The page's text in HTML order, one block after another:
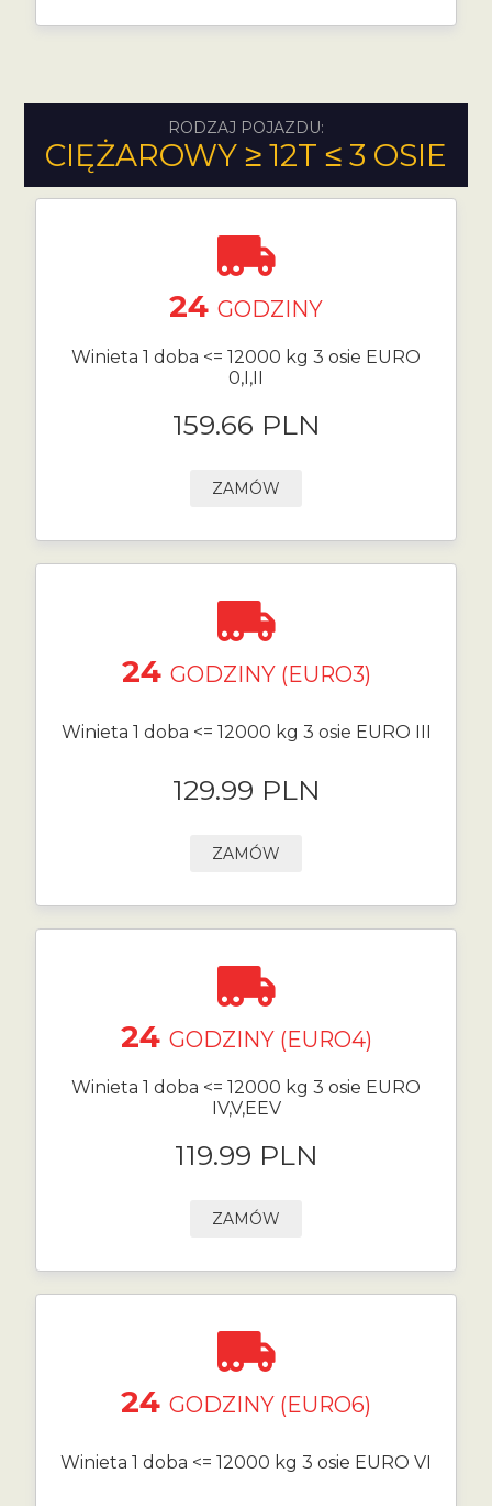
RODZAJ POJAZDU:
CIĘŻAROWY ≥ 12T ≤ 3 OSIE
24 GODZINY
Winieta 1 doba <= 12000 kg 3 osie EURO
0,I,II
159.66 PLN
ZAMÓW
24 GODZINY (EURO3)
Winieta 1 doba <= 12000 kg 3 osie EURO III
129.99 PLN
ZAMÓW
24 GODZINY (EURO4)
Winieta 1 doba <= 12000 kg 3 osie EURO
IV,V,EEV
119.99 PLN
ZAMÓW
24 GODZINY (EURO6)
Winieta 1 doba <= 12000 kg 3 osie EURO VI